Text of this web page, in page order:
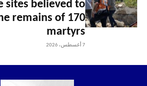
sites believed to
remains of 170
martyrs
7 أغسطس، 2026